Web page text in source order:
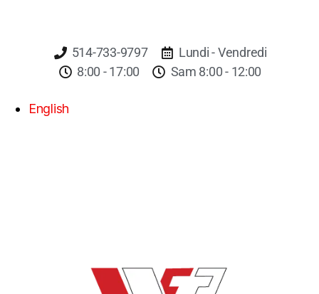
514-733-9797
Lundi - Vendredi
8:00 - 17:00
Sam 8:00 - 12:00
English